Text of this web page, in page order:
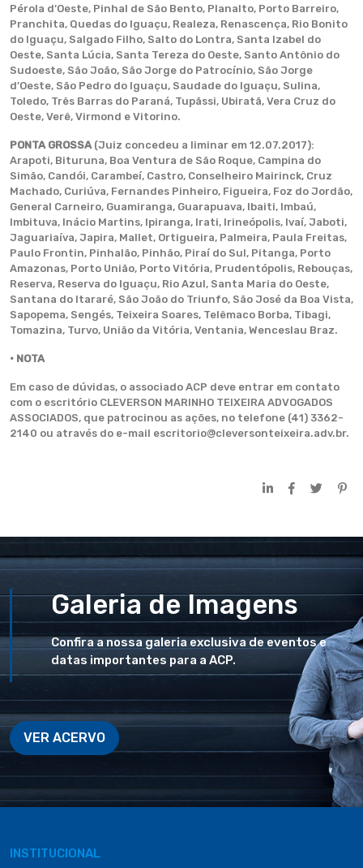
Pérola d’Oeste, Pinhal de São Bento, Planalto, Porto Barreiro,
Pranchita, Quedas do Iguaçu, Realeza, Renascença, Rio Bonito
do Iguaçu, Salgado Filho, Salto do Lontra, Santa Izabel do
Oeste, Santa Lúcia, Santa Tereza do Oeste, Santo Antônio do
Sudoeste, São João, São Jorge do Patrocínio, São Jorge
d’Oeste, São Pedro do Iguaçu, Saudade do Iguaçu, Sulina,
Toledo, Três Barras do Paraná, Tupãssi, Ubiratã, Vera Cruz do
Oeste, Verê, Virmond e Vitorino.
PONTA GROSSA(Juiz concedeu a liminar em 12.07.2017):
Arapoti, Bituruna, Boa Ventura de São Roque, Campina do
Simão, Candói, Carambeí, Castro, Conselheiro Mairinck, Cruz
Machado, Curiúva, Fernandes Pinheiro, Figueira, Foz do Jordão,
General Carneiro, Guamiranga, Guarapuava, Ibaiti, Imbaú,
Imbituva, Inácio Martins, Ipiranga, Irati, Irineópolis, Ivaí, Jaboti,
Jaguariaíva, Japira, Mallet, Ortigueira, Palmeira, Paula Freitas,
Paulo Frontin, Pinhalão, Pinhão, Piraí do Sul, Pitanga, Porto
Amazonas, Porto União, Porto Vitória, Prudentópolis, Rebouças,
Reserva, Reserva do Iguaçu, Rio Azul, Santa Maria do Oeste,
Santana do Itararé, São João do Triunfo, São José da Boa Vista,
Sapopema, Sengés, Teixeira Soares, Telêmaco Borba, Tibagi,
Tomazina, Turvo, União da Vitória, Ventania, Wenceslau Braz.
• NOTA
Em caso de dúvidas, o associado ACP deve entrar em contato
com o escritório CLEVERSON MARINHO TEIXEIRA ADVOGADOS
ASSOCIADOS, que patrocinou as ações, no telefone (41) 3362-
2140 ou através do e-mail escritorio@cleversonteixeira.adv.br.
Galeria de Imagens
Confira a nossa galeria exclusiva de eventos e
datas importantes para a ACP.
VER ACERVO
INSTITUCIONAL